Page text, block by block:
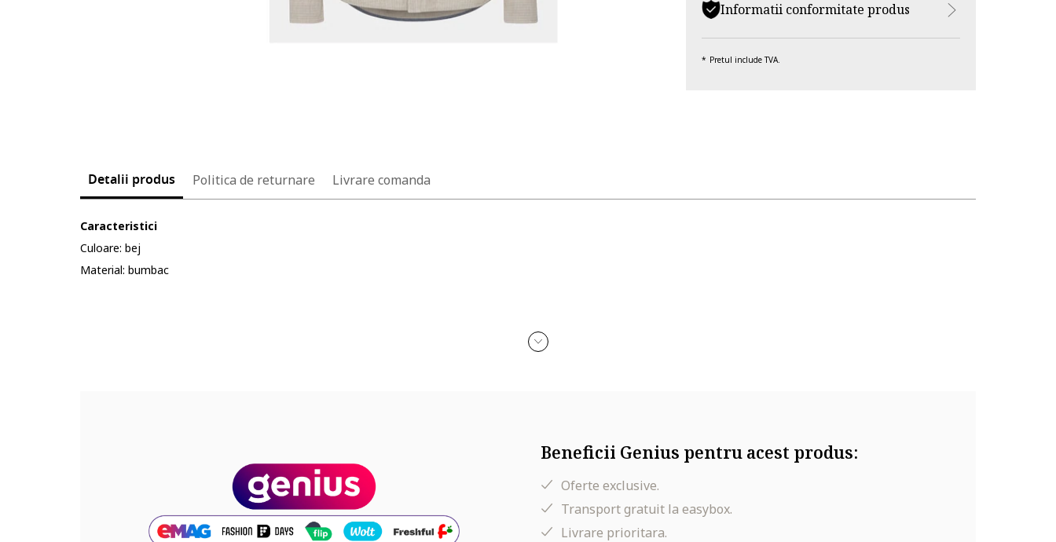
Informatii conformitate produs
Pretul include TVA.
Detalii produs Politica de returnare Livrare comanda
Caracteristici
Culoare: bej
Material: bumbac
Beneficii Genius pentru acest produs:
Oferte exclusive.
Transport gratuit la easybox.
Livrare prioritara.